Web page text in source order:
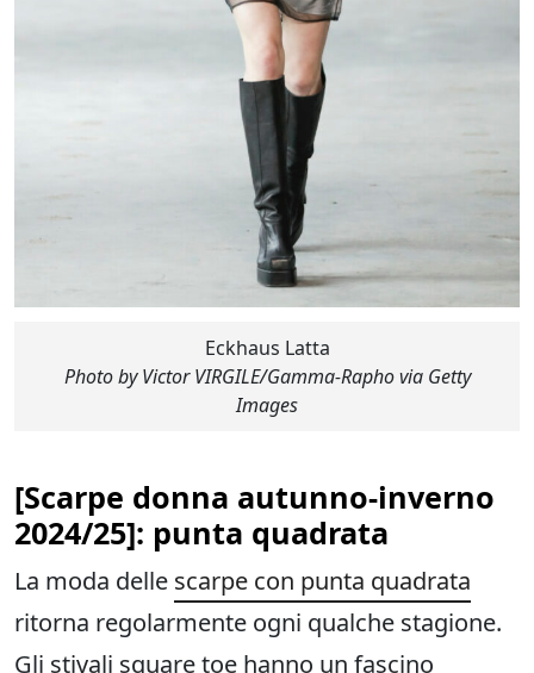
Eckhaus Latta
Photo by Victor VIRGILE/Gamma-Rapho via Getty
Images
[Scarpe donna autunno-inverno
2024/25]: punta quadrata
La moda delle scarpe con punta quadrata
ritorna regolarmente ogni qualche stagione.
Gli stivali square toe hanno un fascino